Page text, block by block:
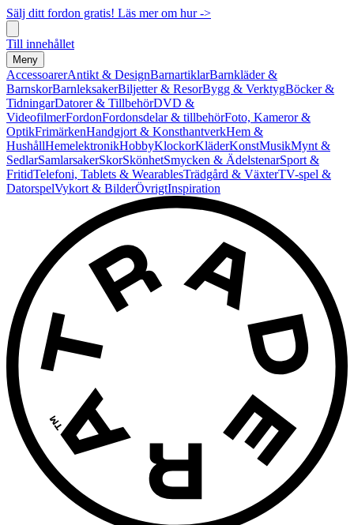
Sälj ditt fordon gratis! Läs mer om hur ->
Till innehållet
Meny
AccessoarerAntikt & DesignBarnartiklarBarnkläder &
BarnskorBarnleksakerBiljetter & ResorBygg & VerktygBöcker &
TidningarDatorer & TillbehörDVD &
VideofilmerFordonFordonsdelar & tillbehörFoto, Kameror &
OptikFrimärkenHandgjort & KonsthantverkHem &
HushållHemelektronikHobbyKlockorKläderKonstMusikMynt &
SedlarSamlarsakerSkorSkönhetSmycken & ÄdelstenarSport &
FritidTelefoni, Tablets & WearablesTrädgård & VäxterTV-spel &
DatorspelVykort & BilderÖvrigtInspiration